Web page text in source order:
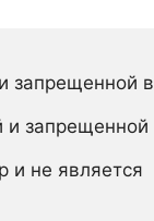
запрещенной в
и запрещенной
и не является